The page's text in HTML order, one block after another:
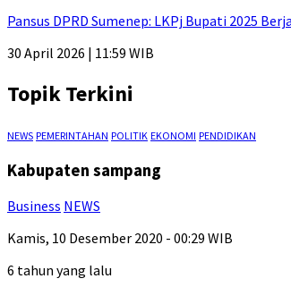
Pansus DPRD Sumenep: LKPj Bupati 2025
30 April 2026 | 11:59 WIB
Topik Terkini
NEWS PEMERINTAHAN POLITIK EKONOMI PENDIDIKAN
Kabupaten sampang
Business NEWS
Kamis, 10 Desember 2020 - 00:29 WIB
6 tahun yang lalu